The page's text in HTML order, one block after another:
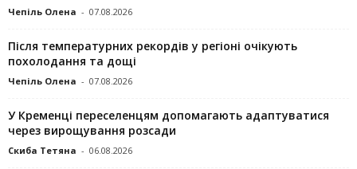
Чепіль Олена - 07.08.2026
Після температурних рекордів у регіоні очікують
похолодання та дощі
Чепіль Олена - 07.08.2026
У Кременці переселенцям допомагають адаптуватися
через вирощування розсади
Скиба Тетяна - 06.08.2026